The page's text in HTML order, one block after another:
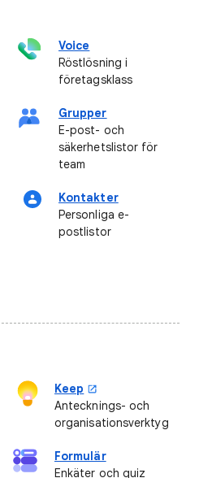
Voice
Röstlösning i
företagsklass
Grupper
E-post- och
säkerhetslistor för
team
Kontakter
Personliga e-
postlistor
Keep
Antecknings- och
organisationsverktyg
Formulär
Enkäter och quiz